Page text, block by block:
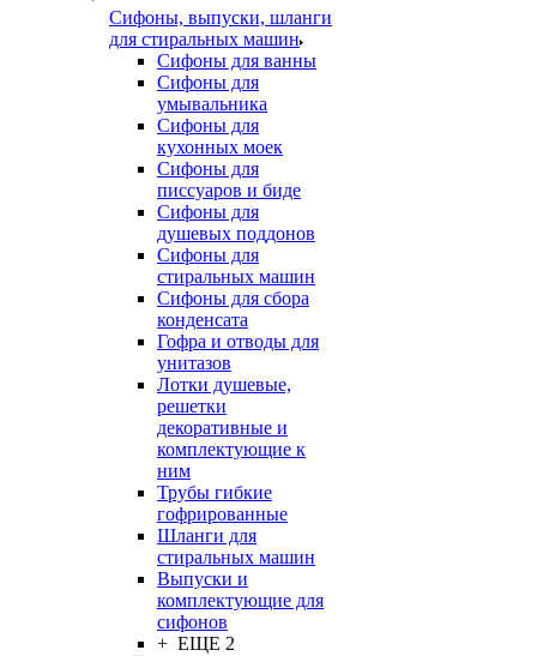
Сифоны, выпуски, шланги
для стиральных машин
Сифоны для ванны
Сифоны для
умывальника
Сифоны для
кухонных моек
Сифоны для
писсуаров и биде
Сифоны для
душевых поддонов
Сифоны для
стиральных машин
Сифоны для сбора
конденсата
Гофра и отводы для
унитазов
Лотки душевые,
решетки
декоративные и
комплектующие к
ним
Трубы гибкие
гофрированные
Шланги для
стиральных машин
Выпуски и
комплектующие для
сифонов
+ ЕЩЕ 2